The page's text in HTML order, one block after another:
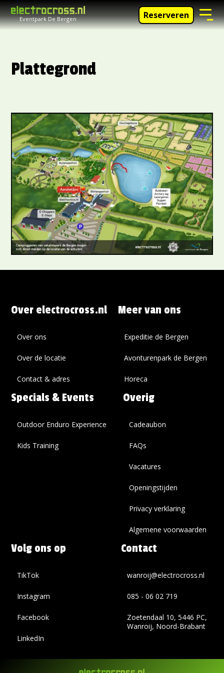
Eventpark De Bergen Reserveren
Plattegrond
Over electrocross.nl
Over ons
Over de locatie
Contact & adres
Meer van ons
Expeditie de Bergen
Avonturenpark de Bergen
Horeca
Specials & Events
Outdoor Enduro Experience
Kids Training
Overig
Cadeaubon
FAQs
Vacatures
Openingstijden
Privacy verklaring
Algemene voorwaarden
Volg ons op
TikTok
Instagram
Facebook
LinkedIn
Contact
wanroij@electrocross.nl
085 - 06 02 719
Zoetendaal 10, 5446 PC,
Wanroij, Noord-Brabant